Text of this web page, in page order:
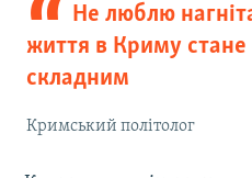
Не люблю
життя в Криму
складним
Кримський політолог